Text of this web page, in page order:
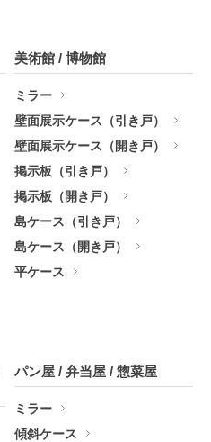
美術館 / 博物館
ミラー
壁面展示ケース（引き戸）
壁面展示ケース（開き戸）
掲示板（引き戸）
掲示板（開き戸）
島ケース（引き戸）
島ケース（開き戸）
平ケース
パン屋 / 弁当屋 / 惣菜屋
ミラー
傾斜ケース